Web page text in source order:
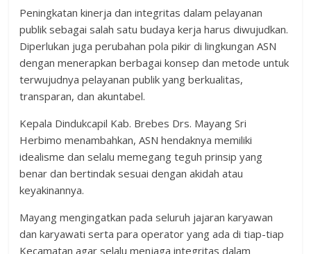
Peningkatan kinerja dan integritas dalam pelayanan
publik sebagai salah satu budaya kerja harus diwujudkan.
Diperlukan juga perubahan pola pikir di lingkungan ASN
dengan menerapkan berbagai konsep dan metode untuk
terwujudnya pelayanan publik yang berkualitas,
transparan, dan akuntabel.
Kepala Dindukcapil Kab. Brebes Drs. Mayang Sri
Herbimo menambahkan, ASN hendaknya memiliki
idealisme dan selalu memegang teguh prinsip yang
benar dan bertindak sesuai dengan akidah atau
keyakinannya.
Mayang mengingatkan pada seluruh jajaran karyawan
dan karyawati serta para operator yang ada di tiap-tiap
Kecamatan agar selalu menjaga integritas dalam